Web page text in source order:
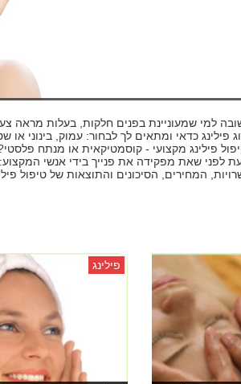
למי שמעוניינת בפנים חלקות, בעלות מראה
פילינג כדאי ומתאים לך לבחור: עמוק, בינוני או
פילינג מקצועי - קוסמטיקאית או מנתח
לפני שאת מפקידה את פנייך בידי אנשי
המחירים, הסיכונים והתוצאות של טיפול
פילינג